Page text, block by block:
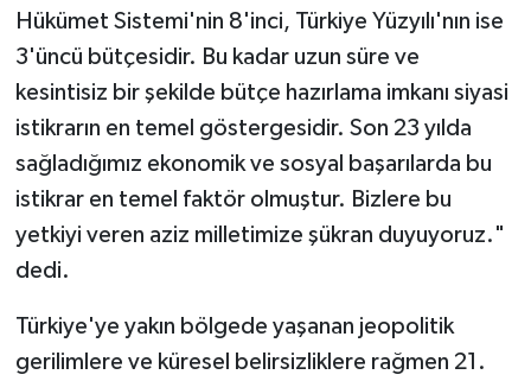
Hükümet Sistemi'nin 8'inci, Türkiye Yüzyılı'nın ise
3'üncü bütçesidir. Bu kadar uzun süre ve
kesintisiz bir şekilde bütçe hazırlama imkanı siyasi
istikrarın en temel göstergesidir. Son 23 yılda
sağladığımız ekonomik ve sosyal başarılarda bu
istikrar en temel faktör olmuştur. Bizlere bu
yetkiyi veren aziz milletimize şükran duyuyoruz."
dedi.
Türkiye'ye yakın bölgede yaşanan jeopolitik
gerilimlere ve küresel belirsizliklere rağmen 21.